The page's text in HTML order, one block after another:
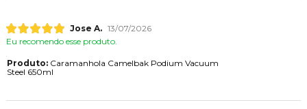
Jose A. 13/07/2026
Eu recomendo esse produto.
Produto:Caramanhola Camelbak Podium Vacuum
Steel 650ml